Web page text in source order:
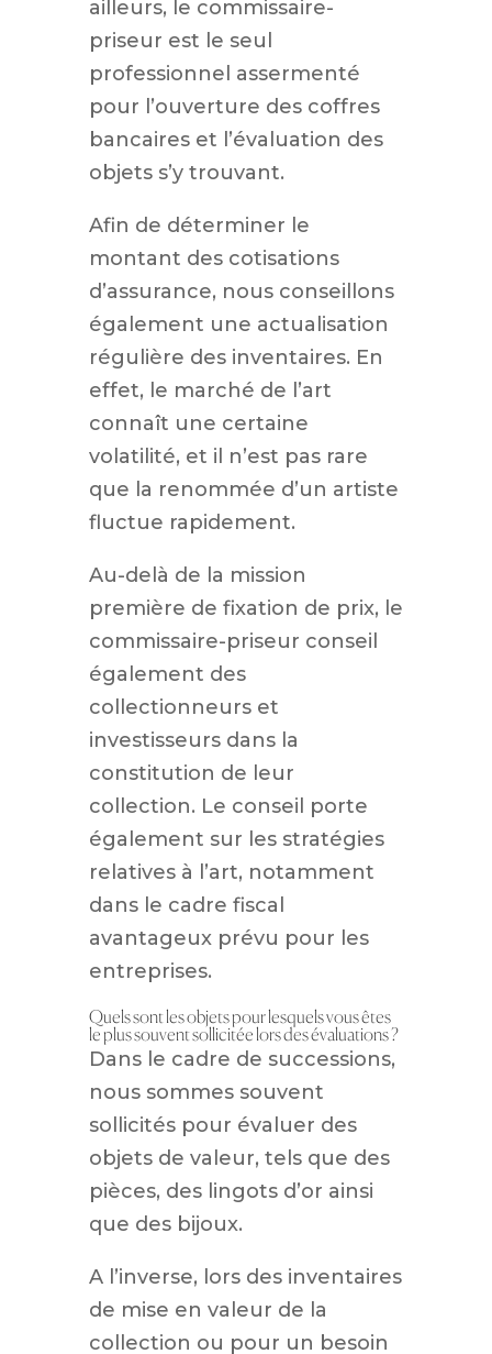
ailleurs, le commissaire-
priseur est le seul
professionnel assermenté
pour l’ouverture des coffres
bancaires et l’évaluation des
objets s’y trouvant.
Afin de déterminer le
montant des cotisations
d’assurance, nous conseillons
également une actualisation
régulière des inventaires. En
effet, le marché de l’art
connaît une certaine
volatilité, et il n’est pas rare
que la renommée d’un artiste
fluctue rapidement.
Au-delà de la mission
première de fixation de prix, le
commissaire-priseur conseil
également des
collectionneurs et
investisseurs dans la
constitution de leur
collection. Le conseil porte
également sur les stratégies
relatives à l’art, notamment
dans le cadre fiscal
avantageux prévu pour les
entreprises.
Quels sont les objets pour lesquels vous êtes
le plus souvent sollicitée lors des évaluations ?
Dans le cadre de successions,
nous sommes souvent
sollicités pour évaluer des
objets de valeur, tels que des
pièces, des lingots d’or ainsi
que des bijoux.
A l’inverse, lors des inventaires
de mise en valeur de la
collection ou pour un besoin